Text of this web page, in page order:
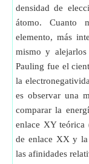
densidad de
átomo. Cuanto
elemento, más
mismo y
Pauling fue el
la
es observar una
comparar la
enlace XY teórica
de enlace XX y la
las afinidades